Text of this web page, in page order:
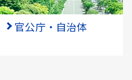
官公庁・自治体